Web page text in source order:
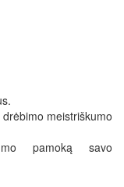
meistriškumo
pamoką savo